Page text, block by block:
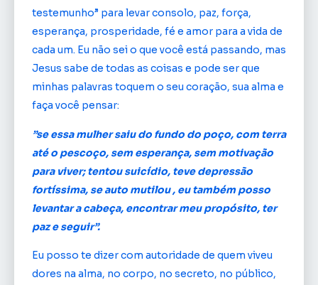
testemunho” para levar consolo, paz, força,
esperança, prosperidade, fé e amor para a vida de
cada um. Eu não sei o que você está passando, mas
Jesus sabe de todas as coisas e pode ser que
minhas palavras toquem o seu coração, sua alma e
faça você pensar:
”se essa mulher saiu do fundo do poço, com terra
até o pescoço, sem esperança, sem motivação
para viver; tentou suicídio, teve depressão
fortíssima, se auto mutilou , eu também posso
levantar a cabeça, encontrar meu propósito, ter
paz e seguir”.
Eu posso te dizer com autoridade de quem viveu
dores na alma, no corpo, no secreto, no público,